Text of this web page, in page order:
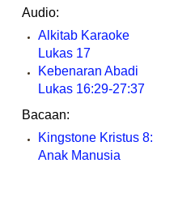
Audio:
Alkitab Karaoke
Lukas 17
Kebenaran Abadi
Lukas 16:29-27:37
Bacaan:
Kingstone Kristus 8:
Anak Manusia